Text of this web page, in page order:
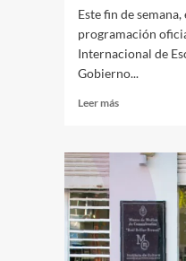
Este fin de
programación
Internacional de
Gobierno...
Leer másLeer
Preselección
Embajadora
Cultural
de
la